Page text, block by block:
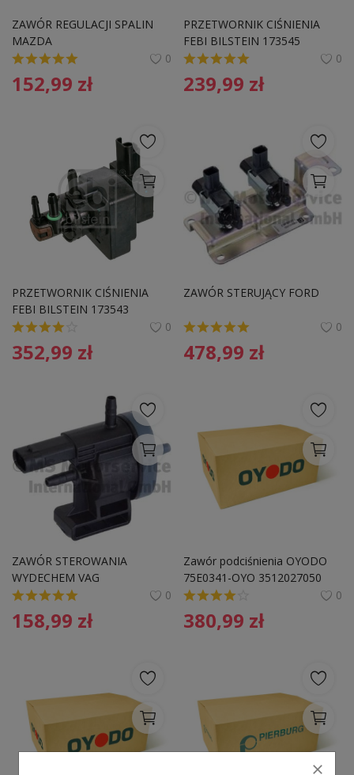
Wyprzedaż
Schowek
Language
English Polski
ZAWÓR REGULACJI SPALIN
MAZDA
0
152,99 zł
PRZETWORNIK CIŚNIENIA
FEBI BILSTEIN 173545
1H0906627A AUDI VW
0
239,99 zł
PRZETWORNIK CIŚNIENIA
FEBI BILSTEIN 173543
11657552946 BMW
0
352,99 zł
ZAWÓR STERUJĄCY FORD
0
478,99 zł
ZAWÓR STEROWANIA
WYDECHEM VAG
0
158,99 zł
Zawór podciśnienia OYODO
75E0341-OYO 3512027050
0
380,99 zł